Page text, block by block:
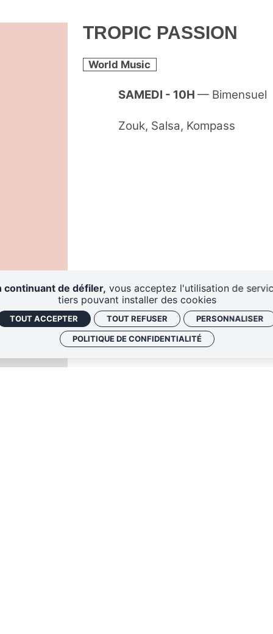
TROPIC PASSION
World Music
SAMEDI - 10H— Bimensuel
Zouk, Salsa, Kompass
continuant de défiler, vous acceptez l'utilisation de
tiers pouvant installer des cookies
TOUT ACCEPTER TOUT REFUSER PERSONNALISER
POLITIQUE DE CONFIDENTIALITÉ